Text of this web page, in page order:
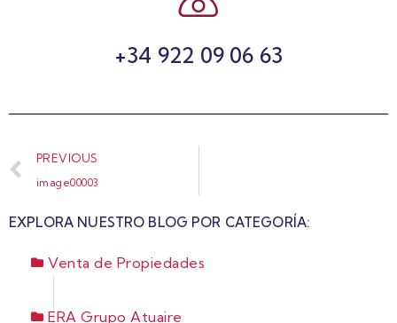
+34 922 09 06 63
PREVIOUS
image00003
EXPLORA NUESTRO BLOG POR CATEGORÍA:
Venta de Propiedades
ERA Grupo Atuaire